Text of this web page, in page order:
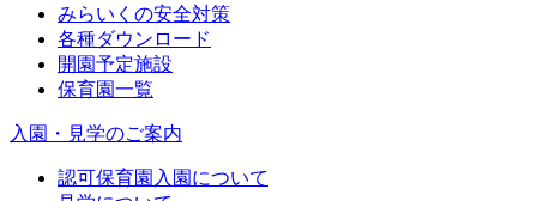
みらいくの安全対策
各種ダウンロード
開園予定施設
保育園一覧
入園・見学のご案内
認可保育園入園について